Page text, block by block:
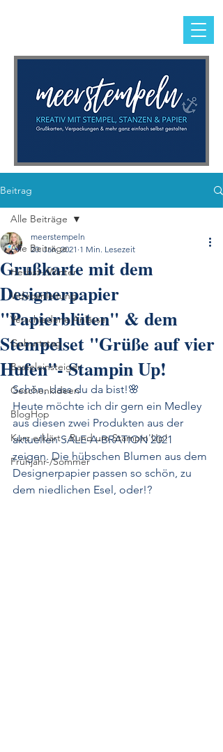
Beitrag
Alle Beiträge
Herbst-/Winter
Videoanleitung
Verschiedene Anlässe
Geburtstag
Basteleinsteiger
Geschenkideen
BlogHop
Kurz erklärt - Rund um Stampin'Up!
Frühjahr-/Sommer
Alle Beiträge
Grußkarte mit dem
Designerpapier
"Papierblüten" & dem
Stempelset "Grüße auf vier
Hufen"- Stampin Up!
meerstempeln
20. Jan. 2021 1 Min. Lesezeit
Schön, dass du da bist!🌸
Heute möchte ich dir gern ein Medley
aus diesen zwei Produkten aus der
aktuellen SALE-A-BRATION 2021
zeigen. Die hübschen Blumen aus dem
Designerpapier passen so schön, zu
dem niedlichen Esel, oder!?